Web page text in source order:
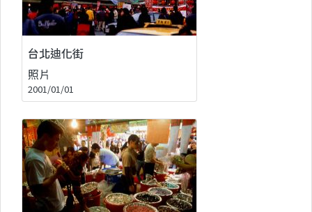
台北迪化街
照片
2001/01/01